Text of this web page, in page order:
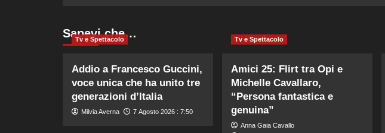
Sapevi che…
Tv e Spettacolo
Addio a Francesco Guccini,
voce unica che ha unito tre
generazioni d’Italia
Milvia Averna 7 Agosto 2026 : 7:50
Tv e Spettacolo
Amici 25: Flirt tra Opi e
Michelle Cavallaro,
“Persona fantastica e
genuina”
Anna Gaia Cavallo